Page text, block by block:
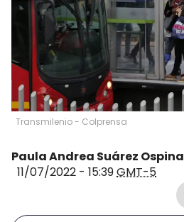
Transmilenio - Colprensa
Paula Andrea Suárez Ospina
11/07/2022 - 15:39GMT-5